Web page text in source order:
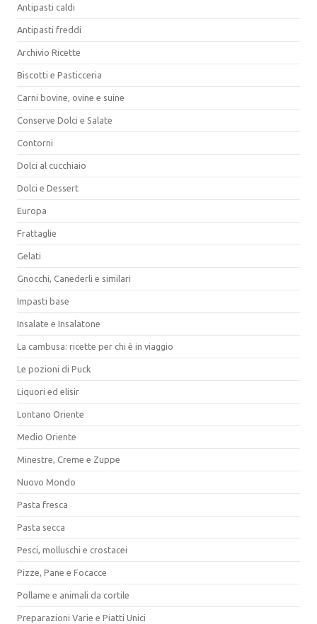
Antipasti caldi
Antipasti freddi
Archivio Ricette
Biscotti e Pasticceria
Carni bovine, ovine e suine
Conserve Dolci e Salate
Contorni
Dolci al cucchiaio
Dolci e Dessert
Europa
Frattaglie
Gelati
Gnocchi, Canederli e similari
Impasti base
Insalate e Insalatone
La cambusa: ricette per chi è in viaggio
Le pozioni di Puck
Liquori ed elisir
Lontano Oriente
Medio Oriente
Minestre, Creme e Zuppe
Nuovo Mondo
Pasta fresca
Pasta secca
Pesci, molluschi e crostacei
Pizze, Pane e Focacce
Pollame e animali da cortile
Preparazioni Varie e Piatti Unici